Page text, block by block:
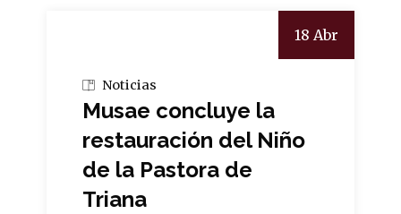
18 Abr
Noticias
Musae concluye la
restauración del Niño
de la Pastora de
Triana